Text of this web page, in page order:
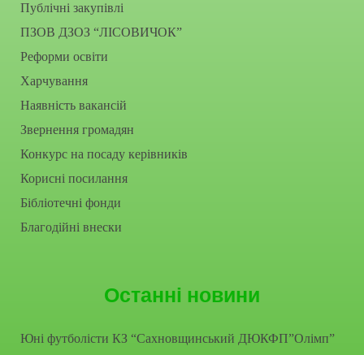
Публічні закупівлі
ПЗОВ ДЗОЗ “ЛІСОВИЧОК”
Реформи освіти
Харчування
Наявність вакансій
Звернення громадян
Конкурс на посаду керівників
Корисні посилання
Бібліотечні фонди
Благодійні внески
Останні новини
Юні футболісти КЗ “Сахновщинський ДЮКФП”Олімп”